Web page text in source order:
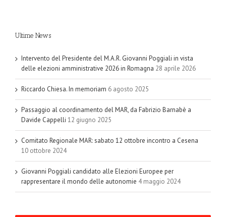
Ultime News
Intervento del Presidente del M.A.R. Giovanni Poggiali in vista
delle elezioni amministrative 2026 in Romagna 28 aprile 2026
Riccardo Chiesa. In memoriam 6 agosto 2025
Passaggio al coordinamento del MAR, da Fabrizio Barnabè a
Davide Cappelli 12 giugno 2025
Comitato Regionale MAR: sabato 12 ottobre incontro a Cesena
10 ottobre 2024
Giovanni Poggiali candidato alle Elezioni Europee per
rappresentare il mondo delle autonomie 4 maggio 2024